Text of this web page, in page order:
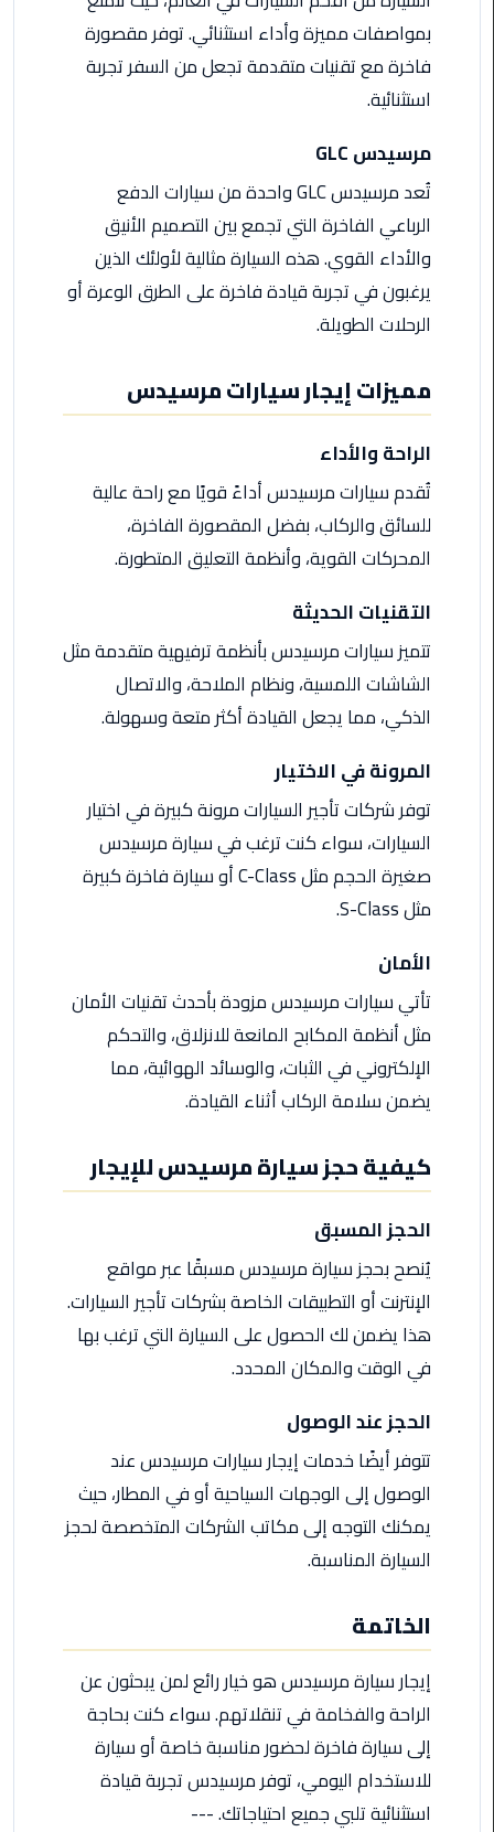
مرسى
مطروح
مطار
سفنكس
خدمة
ليموزين
الغردقة
ليموزين
القاهرة
والعكس
ليموزين
مرسيدس
ليموزين
العلمين
الجديدة
ليموزين
الاسكندريه
السويس
المطار
ليموزين
الاسكندريه
الشيخ
تاكسي
مطار
ليموزين
الاسكندريه
مطروح
ليموزين
ليموزين
الأحمر
القاهرة
ليموزين
مطار
القاهرة
ليموزين
السخنة
ليموزين
بمواصفات مميزة وأداء استثنائي. توفر مقصورة
فاخرة مع تقنيات متقدمة تجعل من السفر تجربة
استثنائية.
مرسيدس GLC
تُعد مرسيدس GLC واحدة من سيارات الدفع
الرباعي الفاخرة التي تجمع بين التصميم الأنيق
والأداء القوي. هذه السيارة مثالية لأولئك الذين
يرغبون في تجربة قيادة فاخرة على الطرق الوعرة أو
الرحلات الطويلة.
مميزات إيجار سيارات مرسيدس
الراحة والأداء
تُقدم سيارات مرسيدس أداءً قويًا مع راحة عالية
للسائق والركاب، بفضل المقصورة الفاخرة،
المحركات القوية، وأنظمة التعليق المتطورة.
التقنيات الحديثة
تتميز سيارات مرسيدس بأنظمة ترفيهية متقدمة مثل
الشاشات اللمسية، ونظام الملاحة، والاتصال
الذكي، مما يجعل القيادة أكثر متعة وسهولة.
المرونة في الاختيار
توفر شركات تأجير السيارات مرونة كبيرة في اختيار
السيارات، سواء كنت ترغب في سيارة مرسيدس
صغيرة الحجم مثل C-Class أو سيارة فاخرة كبيرة
مثل S-Class.
الأمان
تأتي سيارات مرسيدس مزودة بأحدث تقنيات الأمان
مثل أنظمة المكابح المانعة للانزلاق، والتحكم
الإلكتروني في الثبات، والوسائد الهوائية، مما
يضمن سلامة الركاب أثناء القيادة.
كيفية حجز سيارة مرسيدس للإيجار
الحجز المسبق
يُنصح بحجز سيارة مرسيدس مسبقًا عبر مواقع
الإنترنت أو التطبيقات الخاصة بشركات تأجير السيارات.
هذا يضمن لك الحصول على السيارة التي ترغب بها
في الوقت والمكان المحدد.
الحجز عند الوصول
تتوفر أيضًا خدمات إيجار سيارات مرسيدس عند
الوصول إلى الوجهات السياحية أو في المطار، حيث
يمكنك التوجه إلى مكاتب الشركات المتخصصة لحجز
السيارة المناسبة.
الخاتمة
إيجار سيارة مرسيدس هو خيار رائع لمن يبحثون عن
الراحة والفخامة في تنقلاتهم. سواء كنت بحاجة
إلى سيارة فاخرة لحضور مناسبة خاصة أو سيارة
للاستخدام اليومي، توفر مرسيدس تجربة قيادة
استثنائية تلبي جميع احتياجاتك. ---